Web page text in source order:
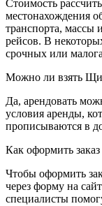
Стоимость
местонахождения
транспорта, массы
рейсов. В
срочных или
Можно ли взять
Да, арендовать
условия аренды,
прописываются в
Как оформить
Чтобы оформить
через форму на
специалисты